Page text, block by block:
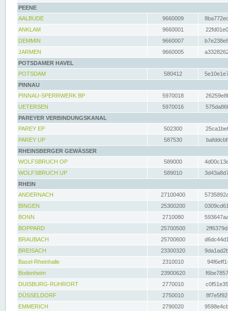
PEENE
AALBUDE
9660009
ANKLAM
9660001
DEMMIN
9660007
JARMEN
9660005
POTSDAMER HAVEL
POTSDAM
580412
PINNAU
PINNAU-SPERRWERK BP
5970018
UETERSEN
5970016
PAREYER VERBINDUNGSKANAL
PAREY EP
502300
PAREY UP
587530
RHEINSBERGER GEWÄSSER
WOLFSBRUCH OP
589000
WOLFSBRUCH UP
589010
RHEIN
ANDERNACH
27100400
BINGEN
25300200
BONN
2710080
BOPPARD
25700500
BRAUBACH
25700600
BREISACH
23300320
Basel-Rheinhalle
2310010
Bodenheim
23900620
DUISBURG-RUHRORT
2770010
DÜSSELDORF
2750010
EMMERICH
2790020